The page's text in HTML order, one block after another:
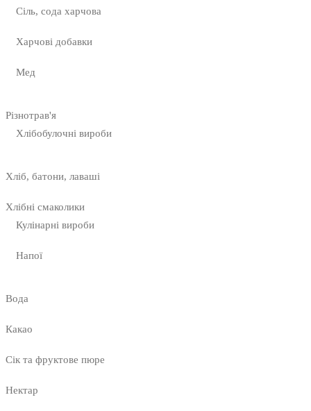
Сіль, сода харчова
Харчові добавки
Мед
Різнотрав'я
Хлібобулочні вироби
Хліб, батони, лаваші
Хлібні смаколики
Кулінарні вироби
Напої
Вода
Какао
Сік та фруктове пюре
Нектар